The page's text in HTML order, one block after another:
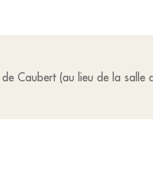
Caubert (au lieu de la salle